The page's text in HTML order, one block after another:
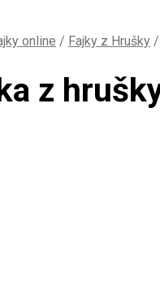
online / Fajky z Hrušky /
z